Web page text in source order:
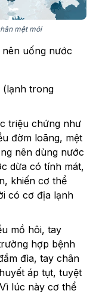
mệt mỏi
uống nước
(lạnh trong
triệu chứng như
đờm loãng, mệt
nên dùng nước
dừa có tính mát,
khiến cơ thể
có cơ địa lạnh
mồ hôi, tay
hợp bệnh
đìa, tay chân
áp tụt, tuyệt
lúc này cơ thể